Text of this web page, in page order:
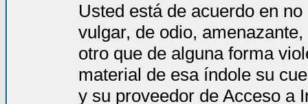
Usted está de acuerdo en
vulgar, de odio,
otro que de alguna forma
material de esa índole su
y su proveedor de Acceso a